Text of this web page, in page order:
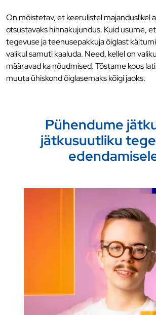
On mõistetav, et keerulistel majanduslikel
otsustavaks hinnakujundus. Kuid usume,
tegevuse ja teenusepakkuja õiglast
valikul samuti kaaluda. Need, kellel on
määravad ka nõudmised. Tõstame koos
muuta ühiskond õiglasemaks kõigi jaoks.
Pühendume
jätkusuutliku